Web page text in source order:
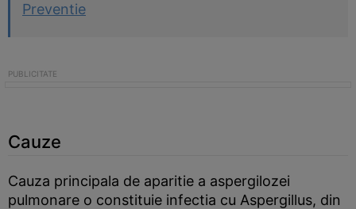
Preventie
Cauze
Cauza principala de aparitie a aspergilozei
pulmonare o constituie infectia cu Aspergillus, din